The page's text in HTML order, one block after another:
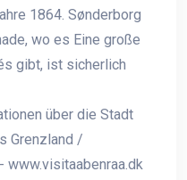
1864. Sønderborg
wo es Eine große
gibt, ist sicherlich
über die Stadt
Grenzland /
www.visitaabenraa.dk